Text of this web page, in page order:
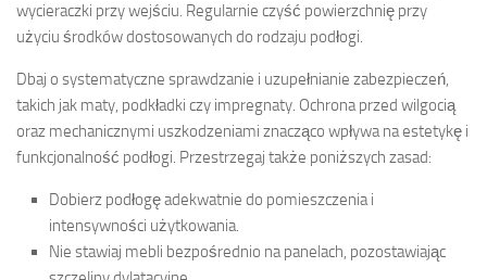
wycieraczki przy wejściu. Regularnie czyść powierzchnię przy
użyciu środków dostosowanych do rodzaju podłogi.
Dbaj o systematyczne sprawdzanie i uzupełnianie zabezpieczeń,
takich jak maty, podkładki czy impregnaty. Ochrona przed wilgocią
oraz mechanicznymi uszkodzeniami znacząco wpływa na estetykę i
funkcjonalność podłogi. Przestrzegaj także poniższych zasad:
Dobierz podłogę adekwatnie do pomieszczenia i
intensywności użytkowania.
Nie stawiaj mebli bezpośrednio na panelach, pozostawiając